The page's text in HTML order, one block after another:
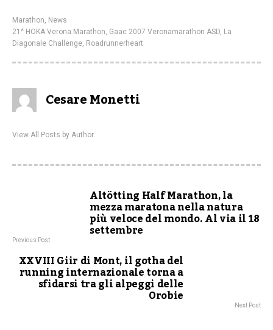
Marathon, News
21^ HOKA Verona Marathon, Gaac 2007 Veronamarathon ASD, La
Diagonale Challenge, Roadrunnerheart
Cesare Monetti
View All Posts by Author
Altötting Half Marathon, la
mezza maratona nella natura
più veloce del mondo. Al via il 18
settembre
Previous Post
XXVIII Giir di Mont, il gotha del
running internazionale torna a
sfidarsi tra gli alpeggi delle
Orobie Next Post